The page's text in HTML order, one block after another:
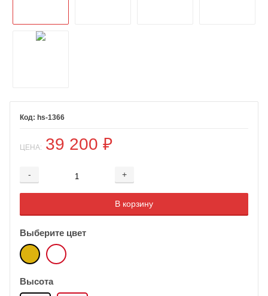
hs-1366
ЦЕНА: 39 200 ₽
- +
Добавляется...
В корзину
Добавлен
Выберите цвет
Высота